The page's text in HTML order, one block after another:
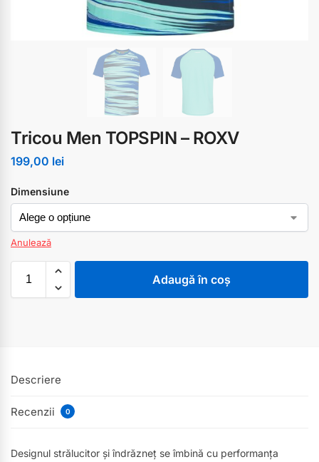
Tricou Men TOPSPIN – ROXV
199,00 lei
Dimensiune
Anulează
Adaugă în coș
Descriere
Recenzii 0
Designul strălucitor și îndrăzneț se îmbină cu performanța